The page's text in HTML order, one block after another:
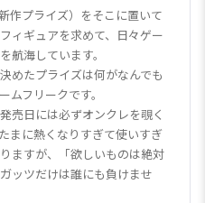
作プライズ）をそこに置いて
ィギュアを求めて、日々ゲー
航海しています。
めたプライズは何がなんでも
ムフリークです。
売日には必ずオンクレを覗く
まに熱くなりすぎて使いすぎ
ますが、「欲しいものは絶対
ッツだけは誰にも負けませ